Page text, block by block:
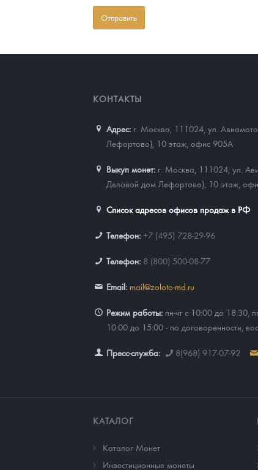
КОНТАКТЫ
Адрес: г. Москва, 111024 ул.
Лефортово), 10 этаж, офис 905А
Выкуп монет: г. Москва, 111024, ул.
Деловой дом Лефортово), 10 этаж,
Список адресов офисов продаж в РФ
Телефон: +7 (495) 728-29-96
Телефон: 8 (800) 500-08-77
Email: mail@zoloto-md.ru
Режим работы: пн-чт с 10:00 до 18:30,
10:00 до 15:00 - по договоренности,
Пресс-служба: 8(968) 917-07-92
КАТАЛОГ
Каталог Монет
Инвестиционные монеты